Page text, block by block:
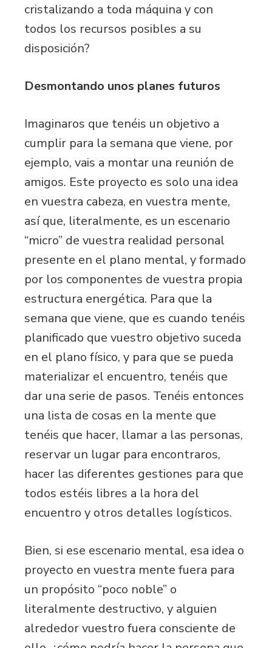
cristalizando a toda máquina y con
todos los recursos posibles a su
disposición?
Desmontando unos planes futuros
Imaginaros que tenéis un objetivo a
cumplir para la semana que viene, por
ejemplo, vais a montar una reunión de
amigos. Este proyecto es solo una idea
en vuestra cabeza, en vuestra mente,
así que, literalmente, es un escenario
“micro” de vuestra realidad personal
presente en el plano mental, y formado
por los componentes de vuestra propia
estructura energética. Para que la
semana que viene, que es cuando tenéis
planificado que vuestro objetivo suceda
en el plano físico, y para que se pueda
materializar el encuentro, tenéis que
dar una serie de pasos. Tenéis entonces
una lista de cosas en la mente que
tenéis que hacer, llamar a las personas,
reservar un lugar para encontraros,
hacer las diferentes gestiones para que
todos estéis libres a la hora del
encuentro y otros detalles logísticos.
Bien, si ese escenario mental, esa idea o
proyecto en vuestra mente fuera para
un propósito “poco noble” o
literalmente destructivo, y alguien
alrededor vuestro fuera consciente de